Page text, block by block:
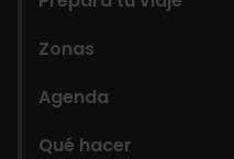
Zonas
Agenda
Qué hacer